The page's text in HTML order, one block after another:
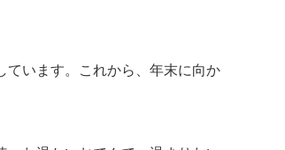
ています。これから、年末に向か